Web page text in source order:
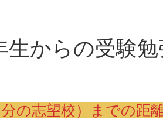
生からの受験
の志望校）までの距